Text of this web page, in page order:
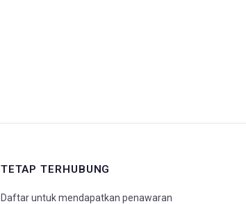
TETAP TERHUBUNG
Daftar untuk mendapatkan penawaran